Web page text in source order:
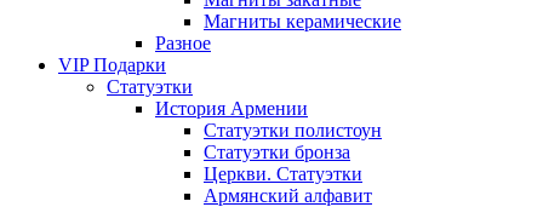
Магниты керамические
Разное
VIP Подарки
Статуэтки
История Армении
Статуэтки полистоун
Статуэтки бронза
Церкви. Статуэтки
Армянский алфавит